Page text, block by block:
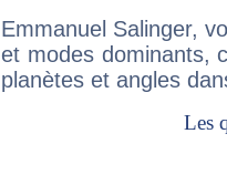
Emmanuel Salinger,
et modes dominants,
planètes et angles